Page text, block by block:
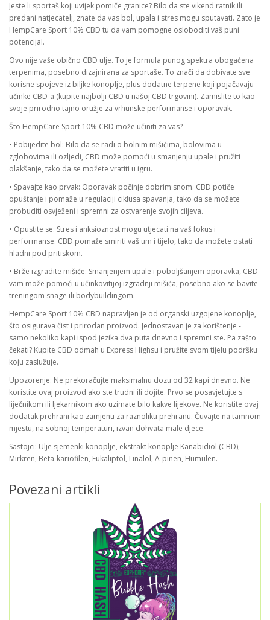
Jeste li sportaš koji uvijek pomiče granice? Bilo da ste vikend ratnik ili
predani natjecatelj, znate da vas bol, upala i stres mogu sputavati. Zato je
HempCare Sport 10% CBD tu da vam pomogne osloboditi vaš puni
potencijal.
Ovo nije vaše obično CBD ulje. To je formula punog spektra obogaćena
terpenima, posebno dizajnirana za sportaše. To znači da dobivate sve
korisne spojeve iz biljke konoplje, plus dodatne terpene koji pojačavaju
učinke CBD-a (kupite najbolji CBD u našoj CBD trgovini). Zamislite to kao
svoje prirodno tajno oružje za vrhunske performanse i oporavak.
Što HempCare Sport 10% CBD može učiniti za vas?
• Pobijedite bol: Bilo da se radi o bolnim mišićima, bolovima u
zglobovima ili ozljedi, CBD može pomoći u smanjenju upale i pružiti
olakšanje, tako da se možete vratiti u igru.
• Spavajte kao prvak: Oporavak počinje dobrim snom. CBD potiče
opuštanje i pomaže u regulaciji ciklusa spavanja, tako da se možete
probuditi osvježeni i spremni za ostvarenje svojih ciljeva.
• Opustite se: Stres i anksioznost mogu utjecati na vaš fokus i
performanse. CBD pomaže smiriti vaš um i tijelo, tako da možete ostati
hladni pod pritiskom.
• Brže izgradite mišiće: Smanjenjem upale i poboljšanjem oporavka, CBD
vam može pomoći u učinkovitijoj izgradnji mišića, posebno ako se bavite
treningom snage ili bodybuildingom.
HempCare Sport 10% CBD napravljen je od organski uzgojene konoplje,
što osigurava čist i prirodan proizvod. Jednostavan je za korištenje -
samo nekoliko kapi ispod jezika dva puta dnevno i spremni ste. Pa zašto
čekati? Kupite CBD odmah u Express Highsu i pružite svom tijelu podršku
koju zaslužuje.
Upozorenje: Ne prekoračujte maksimalnu dozu od 32 kapi dnevno. Ne
koristite ovaj proizvod ako ste trudni ili dojite. Prvo se posavjetujte s
liječnikom ili ljekarnikom ako uzimate bilo kakve lijekove. Ne koristite ovaj
dodatak prehrani kao zamjenu za raznoliku prehranu. Čuvajte na tamnom
mjestu, na sobnoj temperaturi, izvan dohvata male djece.
Sastojci: Ulje sjemenki konoplje, ekstrakt konoplje Kanabidiol (CBD),
Mirkren, Beta-kariofilen, Eukaliptol, Linalol, A-pinen, Humulen.
Povezani artikli